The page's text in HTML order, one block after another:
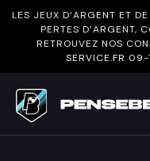
LES JEUX D’ARGENT ET
PERTES D’ARGENT,
RETROUVEZ NOS
SERVICE.FR 09-